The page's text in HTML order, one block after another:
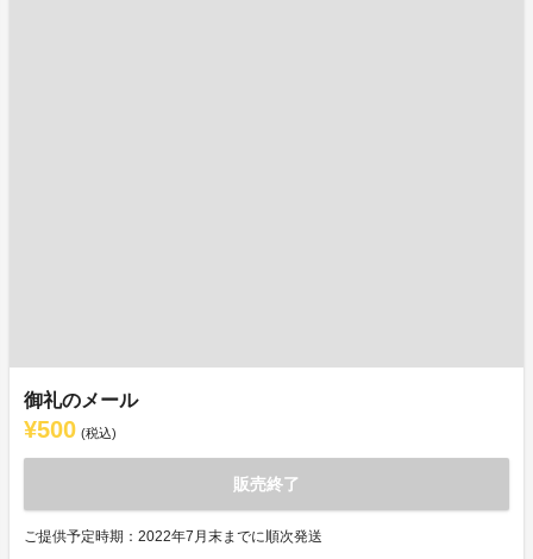
御礼のメール
¥500 (税込)
販売終了
ご提供予定時期：2022年7月末までに順次発送